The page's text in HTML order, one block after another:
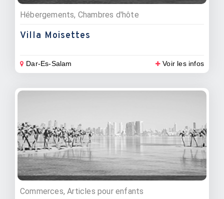
Hébergements, Chambres d'hôte
Villa Moisettes
Dar-Es-Salam Voir les infos
Commerces, Articles pour enfants